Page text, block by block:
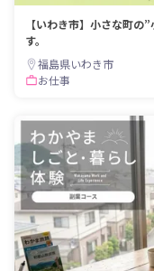
【いわき市】小さな町の
す。
福島県いわき市
お仕事